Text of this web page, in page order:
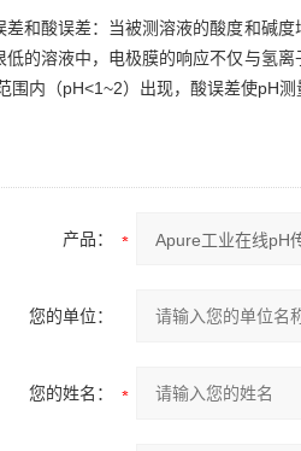
差和酸误差：当被测溶液的酸度和碱
低的溶液中，电极膜的响应不仅与氢
围内（pH<1~2）出现，酸误差使pH测
产品：
您的单位：
您的姓名：